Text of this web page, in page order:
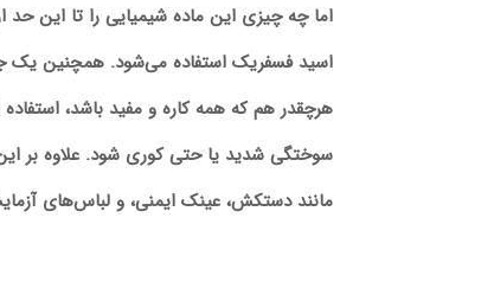
اما چه چیزی این ماده شیمیایی را تا این حد
اسید فسفریک استفاده می‌شود. همچنین یک
هرچقدر هم که همه کاره و مفید باشد،
سوختگی شدید یا حتی کوری شود. علاوه بر
مانند دستکش، عینک ایمنی، و لباس‌های